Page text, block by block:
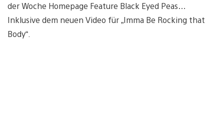
der Woche Homepage Feature Black Eyed Peas…
Inklusive dem neuen Video für „Imma Be Rocking that
Body“.